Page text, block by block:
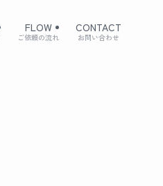
FLOW
ご依頼の流れ
CONTACT
お問い合わせ